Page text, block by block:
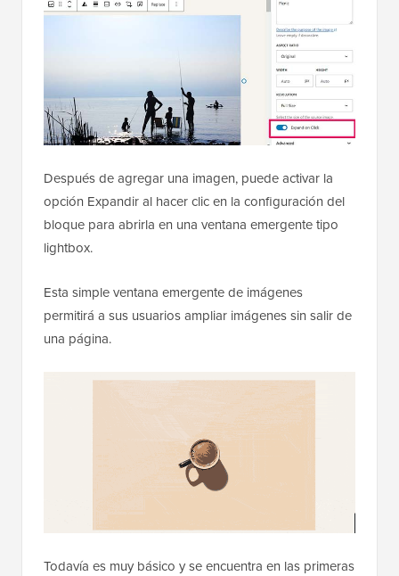
Después de agregar una imagen, puede activar la
opción Expandir al hacer clic en la configuración del
bloque para abrirla en una ventana emergente tipo
lightbox.
Esta simple ventana emergente de imágenes
permitirá a sus usuarios ampliar imágenes sin salir de
una página.
Todavía es muy básico y se encuentra en las primeras